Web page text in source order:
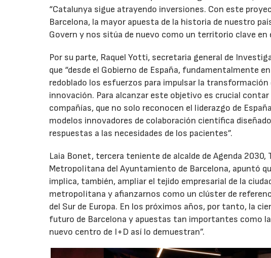
“Catalunya sigue atrayendo inversiones. Con este
Barcelona, la mayor apuesta de la historia de nuestro
Govern y nos sitúa de nuevo como un territorio clave en
Por su parte, Raquel Yotti, secretaria general de
que “desde el Gobierno de España, fundamentalmente
redoblado los esfuerzos para impulsar la
innovación. Para alcanzar este objetivo es crucial
compañías, que no solo reconocen el liderazgo de
modelos innovadores de colaboración científica
respuestas a las necesidades de los pacientes”.
Laia Bonet, tercera teniente de alcalde de Agenda
Metropolitana del Ayuntamiento de Barcelona, apuntó
implica, también, ampliar el tejido empresarial de la
metropolitana y afianzarnos como un clúster de
del Sur de Europa. En los próximos años, por tanto, la
futuro de Barcelona y apuestas tan importantes como
nuevo centro de I+D así lo demuestran”.